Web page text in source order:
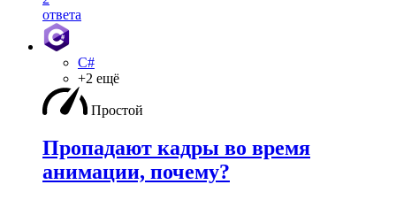
ответа
C#
+2 ещё
Простой
Пропадают кадры во время
анимации, почему?